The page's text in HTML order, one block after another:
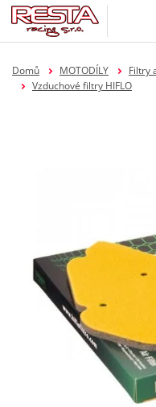
Domů MOTODÍLY Filtry
Vzduchové filtry HIFLO